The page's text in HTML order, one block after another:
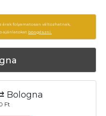
folyamatosan változhatnak,
ajánlatokat böngészni.
Bologna
Ft